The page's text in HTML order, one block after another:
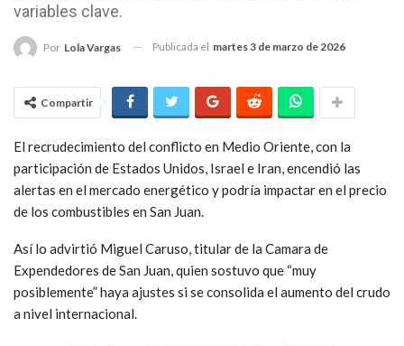
variables clave.
Por Lola Vargas Publicada el martes 3 de marzo de 2026
Compartir
El recrudecimiento del conflicto en Medio Oriente, con la
participación de Estados Unidos, Israel e Iran, encendió las
alertas en el mercado energético y podría impactar en el precio
de los combustibles en San Juan.
Así lo advirtió Miguel Caruso, titular de la Camara de
Expendedores de San Juan, quien sostuvo que “muy
posiblemente” haya ajustes si se consolida el aumento del crudo
a nivel internacional.